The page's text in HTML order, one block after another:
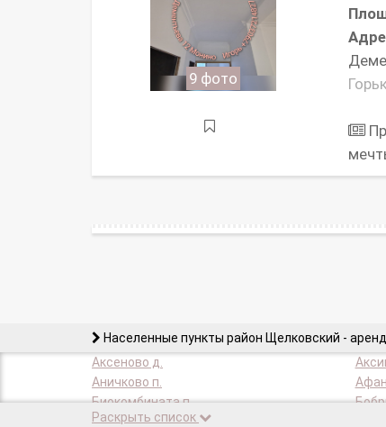
9 фото
Населенные пункты район Щелковский -
Аксеново д.
Аничково п.
Биокомбината п.
Большие Петрищи д.
Раскрыть список